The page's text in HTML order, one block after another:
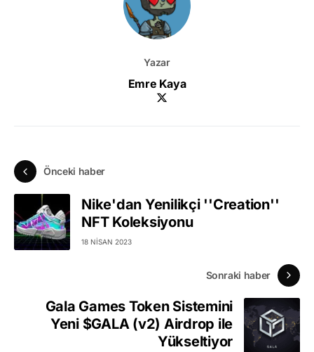
Yazar
Emre Kaya
Önceki haber
Nike'dan Yenilikçi ''Creation''
NFT Koleksiyonu
18 NISAN 2023
Sonraki haber
Gala Games Token Sistemini
Yeni $GALA (v2) Airdrop ile
Yükseltiyor